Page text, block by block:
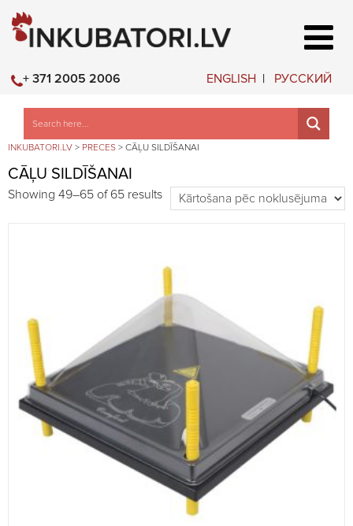
ENGLISH РУССКИЙ
+ 371 2005 2006
INKUBATORI.LV > PRECES > CĀĻU SILDĪŠANAI
CĀĻU SILDĪŠANAI
Showing 49–65 of 65 results